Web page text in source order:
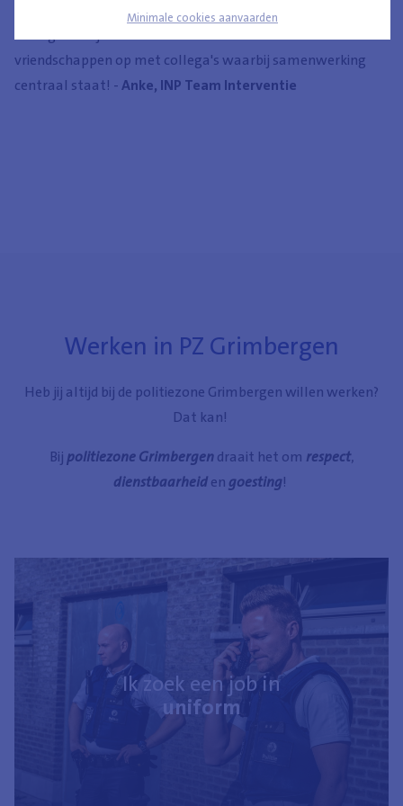
Minimale cookies aanvaarden
wachten staat, waardoor de job zeer gevarieerd en
vriendschappen op met collega's waarbij samenwerking
centraal staat! -Anke, INP Team Interventie
Werken in PZ Grimbergen
Heb jij altijd bij de politiezone Grimbergen willen werken?
Dat kan!
Bij politiezone Grimbergendraait het om respect,
dienstbaarheiden goesting!
Ik zoek een job in
uniform